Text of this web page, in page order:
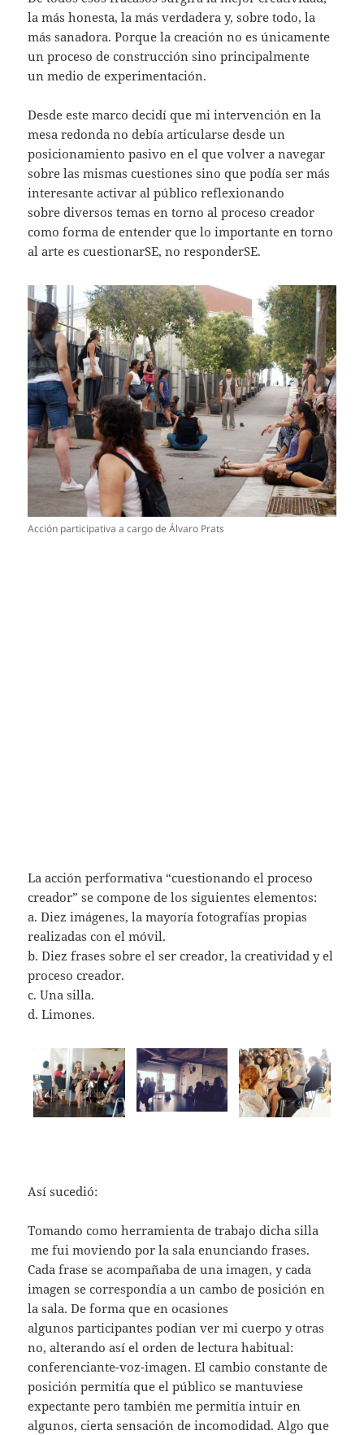
la más honesta, la más verdadera y, sobre todo, la
más sanadora. Porque la creación no es únicamente
un proceso de construcción sino principalmente
un medio de experimentación.
Desde este marco decidí que mi intervención en la
mesa redonda no debía articularse desde un
posicionamiento pasivo en el que volver a navegar
sobre las mismas cuestiones sino que podía ser más
interesante activar al público reflexionando
sobre diversos temas en torno al proceso creador
como forma de entender que lo importante en torno
al arte es cuestionarSE, no responderSE.
Acción participativa a cargo de Álvaro Prats
La acción performativa “cuestionando el proceso
creador” se compone de los siguientes elementos:
a. Diez imágenes, la mayoría fotografías propias
realizadas con el móvil.
b. Diez frases sobre el ser creador, la creatividad y el
proceso creador.
c. Una silla.
d. Limones.
Así sucedió:
Tomando como herramienta de trabajo dicha silla
me fui moviendo por la sala enunciando frases.
Cada frase se acompañaba de una imagen, y cada
imagen se correspondía a un cambo de posición en
la sala. De forma que en ocasiones
algunos participantes podían ver mi cuerpo y otras
no, alterando así el orden de lectura habitual:
conferenciante-voz-imagen. El cambio constante de
posición permitía que el público se mantuviese
expectante pero también me permitía intuir en
algunos, cierta sensación de incomodidad. Algo que